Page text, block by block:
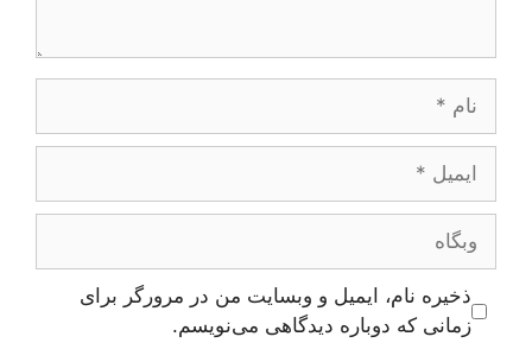
ایمیل
وبگاه
ذخیره نام، ایمیل و وبسایت من در مرورگر برای
زمانی که دوباره دیدگاهی می‌نویسم.